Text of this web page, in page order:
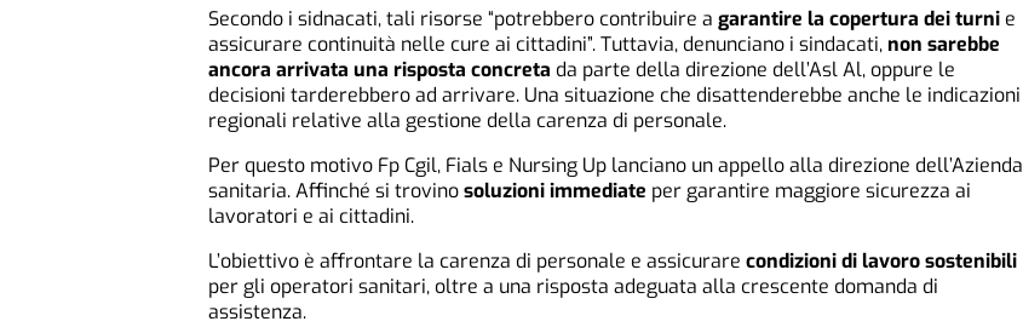
Secondo i sidnacati, tali risorse “potrebbero contribuire a garantire la copertura dei turni e
assicurare continuità nelle cure ai cittadini”. Tuttavia, denunciano i sindacati,non sarebbe
ancora arrivata una risposta concreta da parte della direzione dell’Asl Al, oppure le
decisioni tarderebbero ad arrivare. Una situazione che disattenderebbe anche le indicazioni
regionali relative alla gestione della carenza di personale.
Per questo motivo Fp Cgil, Fials e Nursing Up lanciano un appello alla direzione dell’Azienda
sanitaria. Affinché si trovinosoluzioni immediate per garantire maggiore sicurezza ai
lavoratori e ai cittadini.
L’obiettivo è affrontare la carenza di personale e assicurare condizioni di lavoro sostenibili
per gli operatori sanitari, oltre a una risposta adeguata alla crescente domanda di
assistenza.